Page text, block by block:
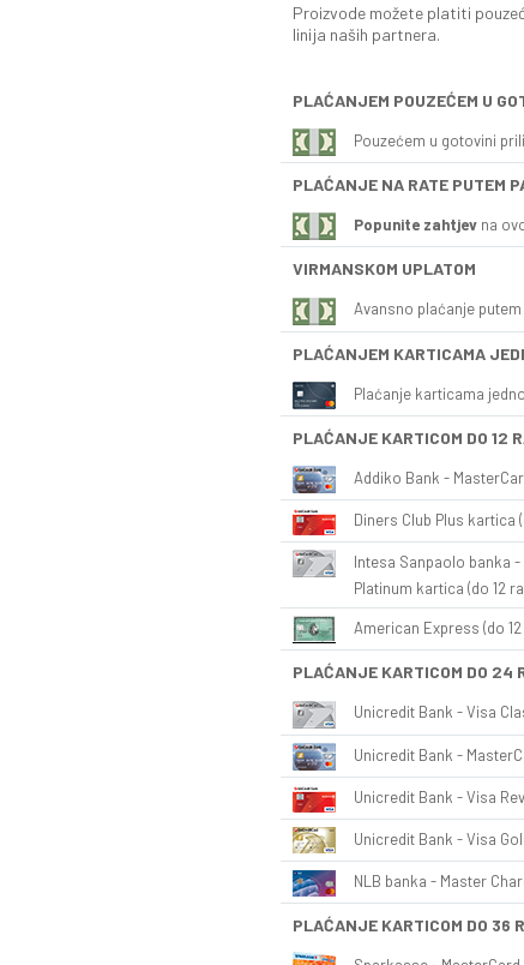
Proizvode možete platiti
linija naših partnera.
PLAĆANJEM POUZEĆEM U
Pouzećem u gotovini
PLAĆANJE NA RATE PUTEM
Popunite zahtjev na
VIRMANSKOM UPLATOM
Avansno plaćanje
PLAĆANJEM KARTICAMA
Plaćanje karticama
PLAĆANJE KARTICOM DO 12
Addiko Bank -
Diners Club Plus kartica
Intesa Sanpaolo banka -
Platinum kartica (do 12
American Express (do
PLAĆANJE KARTICOM DO 24
Unicredit Bank - Visa
Unicredit Bank -
Unicredit Bank - Visa
Unicredit Bank - Visa
NLB banka - Master
PLAĆANJE KARTICOM DO 36